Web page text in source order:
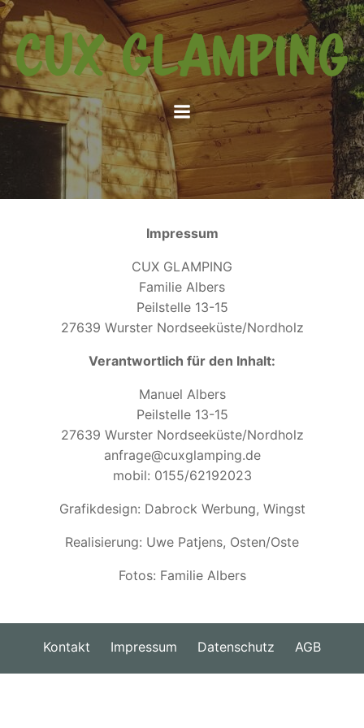
Springe
zum
Inhalt
Impressum
CUX GLAMPING
Familie Albers
Peilstelle 13-15
27639 Wurster Nordseeküste/Nordholz
Verantwortlich für den Inhalt:
Manuel Albers
Peilstelle 13-15
27639 Wurster Nordseeküste/Nordholz
anfrage@cuxglamping.de
mobil: 0155/62192023
Grafikdesign: Dabrock Werbung, Wingst
Realisierung: Uwe Patjens, Osten/Oste
Fotos: Familie Albers
Kontakt Impressum Datenschutz AGB